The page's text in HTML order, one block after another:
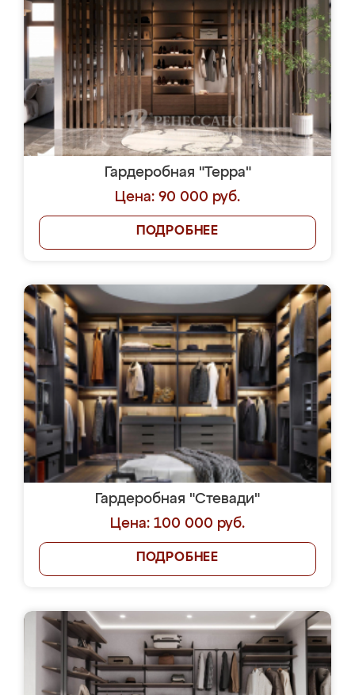
Гардеробная "Терра"
Цена: 90 000 руб.
ПОДРОБНЕЕ
Гардеробная "Стевади"
Цена: 100 000 руб.
ПОДРОБНЕЕ